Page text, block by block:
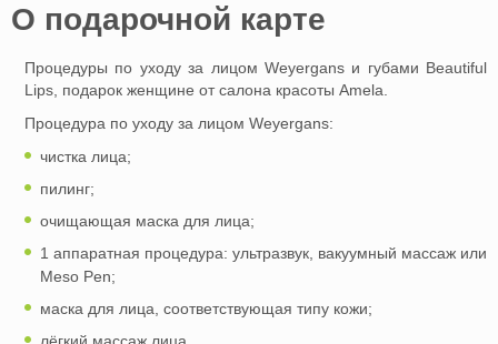
O подарочной картe
Процедуры по уходу за лицом Weyergans и губами Beautiful
Lips, подарок женщине от салона красоты Amela.
Процедура по уходу за лицом Weyergans:
чистка лица;
пилинг;
очищающая маска для лица;
1 аппаратная процедура: ультразвук, вакуумный массаж или
Meso Pen;
маска для лица, соответствующая типу кожи;
лёгкий массаж лица.